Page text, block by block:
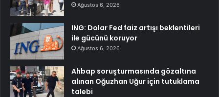
Ağustos 6, 2026
ING: Dolar Fed faiz artışı beklentileri
ile gücünü koruyor
Ağustos 6, 2026
Ahbap soruşturmasında gözaltına
alınan Oğuzhan Uğur için tutuklama
talebi